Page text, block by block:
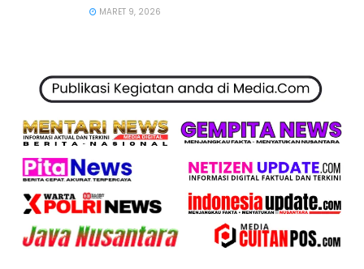
MARET 9, 2026